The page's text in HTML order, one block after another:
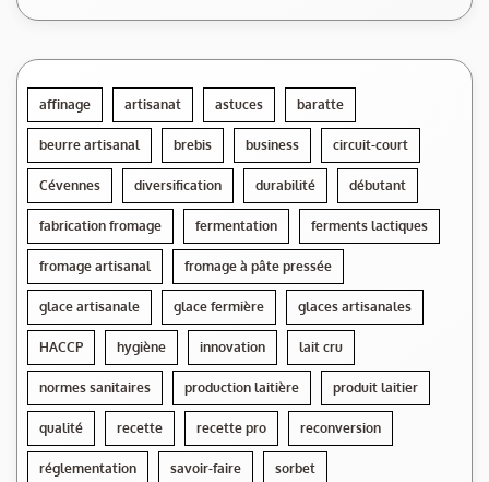
affinage artisanat astuces baratte
beurre artisanal brebis business circuit-court
Cévennes diversification durabilité débutant
fabrication fromage fermentation ferments lactiques
fromage artisanal fromage à pâte pressée
glace artisanale glace fermière glaces artisanales
HACCP hygiène innovation lait cru
normes sanitaires production laitière produit laitier
qualité recette recette pro reconversion
réglementation savoir-faire sorbet